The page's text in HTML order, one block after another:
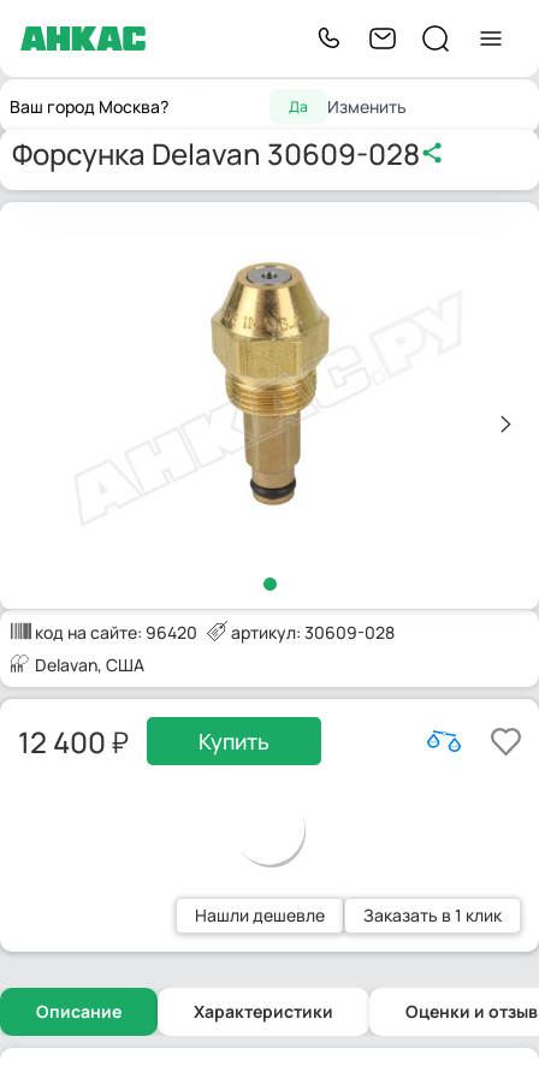
Ваш город Москва? Да Изменить
Главнаягорелок
Форсунки 028
Форсунка Delavan 30609-028
код на сайте: 96420
артикул: 30609-028
Delavan, США
12 400 Купить
Нашли дешевле Заказать в 1 клик
Описание Характеристики Оценки и